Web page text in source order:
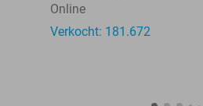
Online
Verkocht: 181.672